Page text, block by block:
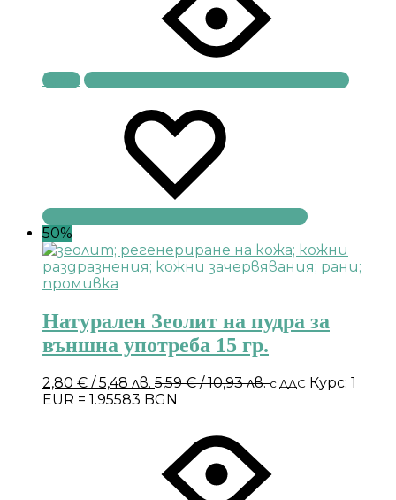
Купи
50%
Натурален Зеолит на пудра за
външна употреба 15 гр.
2,80 € / 5,48 лв. 5,59€/ 10,93 лв.с ДДС Курс: 1
EUR = 1.95583 BGN